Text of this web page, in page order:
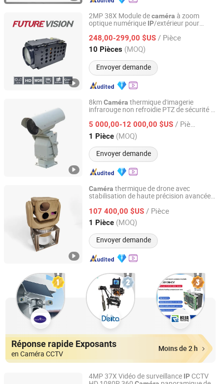
2MP 38X Module decaméra à zoom
optique numérique IP/extérieur pour
248,00-299,00 $US / Pièce
10 Pièces (MOQ)
Envoyer demande
Shanghai Future Vision Technology Co., Ltd.
Shanghai, China Depuis 2022
8kmCaméra thermique d'imagerie
infrarouge non refroidie PTZ de sécurité à
5 000,00-12 000,00 $US / Pièce
1 Pièce (MOQ)
Envoyer demande
Shandong Sheenrun Optics & Electronics Co., Ltd.
Shandong, China Depuis 2010
Caméra thermique de drone avec
stabilisation de haute précision avancée
de suivi et charges utiles laser, gimbal de
drone
107 400,00 $US / Pièce
1 Pièce (MOQ)
Envoyer demande
Nanjing Zhuoyu Intelligent Technology Co., Ltd.
Jiangsu, China Depuis 2025
Réponse rapide Exposants
en Caméra CCTV
Moins de 2 h
4MP 37X Vidéo de surveillance IP CCTV